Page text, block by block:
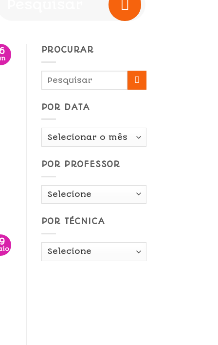
PROCURAR
POR DATA
Por
POR PROFESSOR
POR TÉCNICA